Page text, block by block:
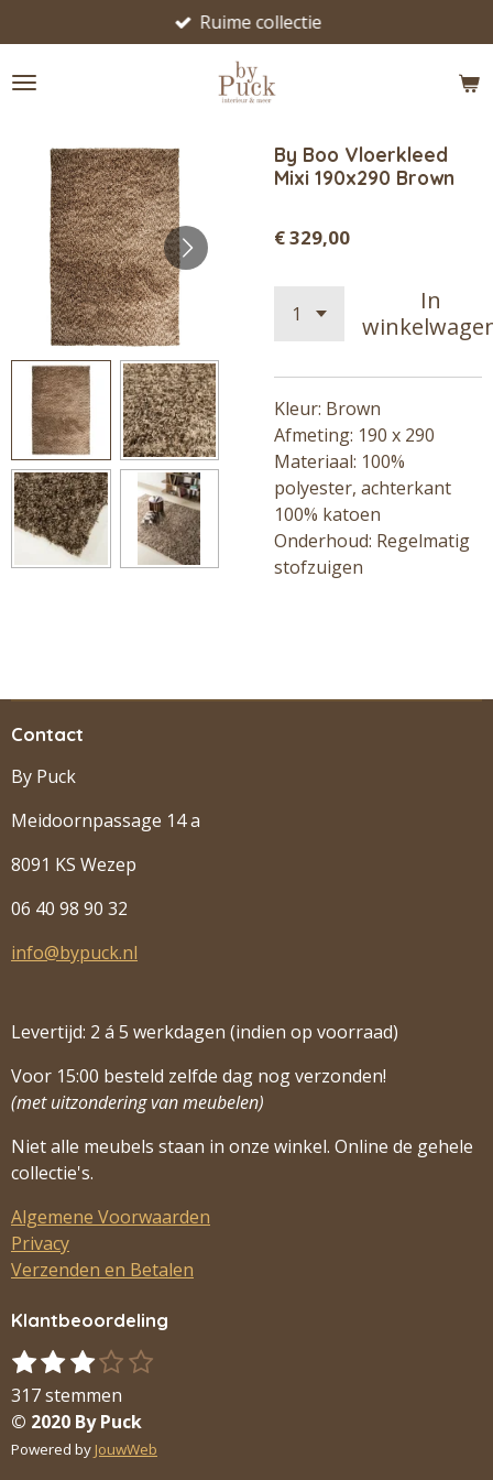
direct
naar
Ruime collectie
By Boo Vloerkleed
Mixi 190x290 Brown
€ 329,00
In
Kleur: Brown
Afmeting: 190 x 290
Materiaal: 100%
polyester, achterkant
100% katoen
Onderhoud: Regelmatig
stofzuigen
Contact
By Puck
Meidoornpassage 14 a
8091 KS Wezep
06 40 98 90 32
info@bypuck.nl
Levertijd: 2 á 5 werkdagen (indien op voorraad)
Voor 15:00 besteld zelfde dag nog verzonden!
(met uitzondering van meubelen)
Niet alle meubels staan in onze winkel. Online de gehele
collectie's.
Algemene Voorwaarden
Privacy
Verzenden en Betalen
Klantbeoordeling
R
a
t
i
1
s
t
e
r
2
s
t
e
r
3
s
t
e
r
4
s
t
e
r
5
t
e
r
S
m
317 stemmen
© 2020 By Puck
Powered by JouwWeb